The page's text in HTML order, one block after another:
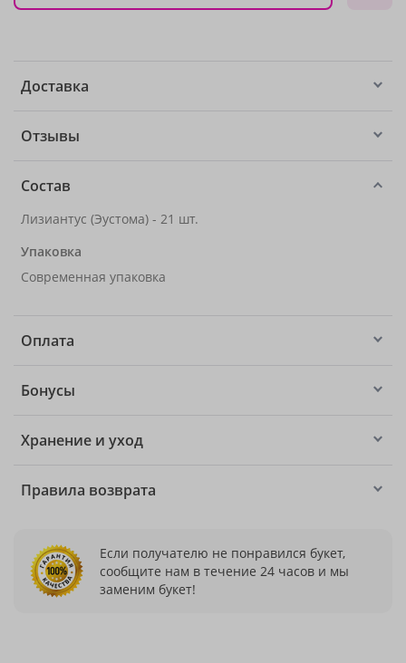
Доставка
Отзывы
Состав
Лизиантус (Эустома) - 21 шт.
Упаковка
Современная упаковка
Оплата
Бонусы
Хранение и уход
Правила возврата
Если получателю не понравился букет,
сообщите нам в течение 24 часов и мы
заменим букет!